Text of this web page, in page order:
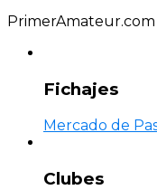
PrimerAmateur.com
Fichajes
Mercado de
Clubes